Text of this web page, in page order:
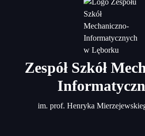
Zespół Szkół
im. prof. Henryka